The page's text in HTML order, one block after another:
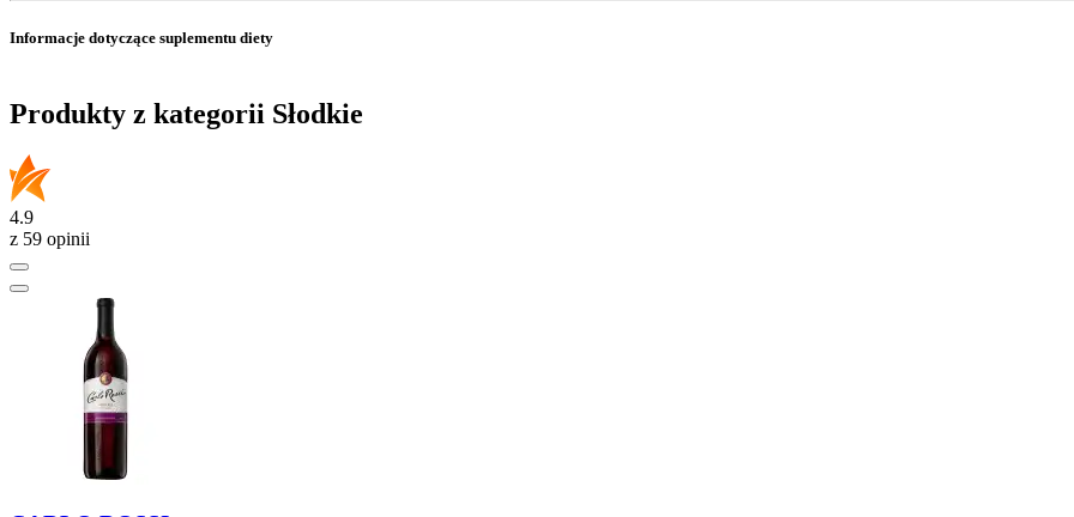
Informacje dotyczące suplementu diety
Produkty z kategorii Słodkie
4.9
z 59 opinii